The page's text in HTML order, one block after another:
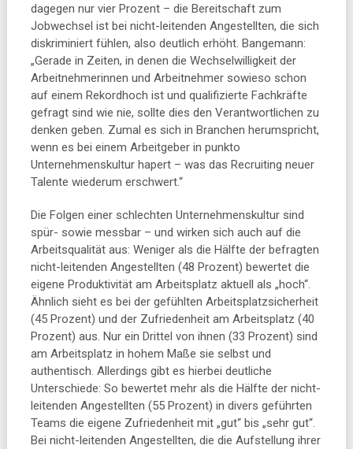
dagegen nur vier Prozent – die Bereitschaft zum
Jobwechsel ist bei nicht-leitenden Angestellten, die sich
diskriminiert fühlen, also deutlich erhöht. Bangemann:
„Gerade in Zeiten, in denen die Wechselwilligkeit der
Arbeitnehmerinnen und Arbeitnehmer sowieso schon
auf einem Rekordhoch ist und qualifizierte Fachkräfte
gefragt sind wie nie, sollte dies den Verantwortlichen zu
denken geben. Zumal es sich in Branchen herumspricht,
wenn es bei einem Arbeitgeber in punkto
Unternehmenskultur hapert – was das Recruiting neuer
Talente wiederum erschwert.“
Die Folgen einer schlechten Unternehmenskultur sind
spür- sowie messbar – und wirken sich auch auf die
Arbeitsqualität aus: Weniger als die Hälfte der befragten
nicht-leitenden Angestellten (48 Prozent) bewertet die
eigene Produktivität am Arbeitsplatz aktuell als „hoch“.
Ähnlich sieht es bei der gefühlten Arbeitsplatzsicherheit
(45 Prozent) und der Zufriedenheit am Arbeitsplatz (40
Prozent) aus. Nur ein Drittel von ihnen (33 Prozent) sind
am Arbeitsplatz in hohem Maße sie selbst und
authentisch. Allerdings gibt es hierbei deutliche
Unterschiede: So bewertet mehr als die Hälfte der nicht-
leitenden Angestellten (55 Prozent) in divers geführten
Teams die eigene Zufriedenheit mit „gut“ bis „sehr gut“.
Bei nicht-leitenden Angestellten, die die Aufstellung ihrer